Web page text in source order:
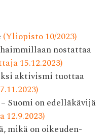
(Yliopisto 10/2023)
nostattaa
15.12.2023)
aktivismi tuottaa
Suomi on edelläkävijä
mikä on oikeuden­